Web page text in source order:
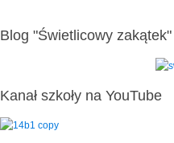
Blog "Świetlicowy zakątek"
Kanał szkoły na YouTube